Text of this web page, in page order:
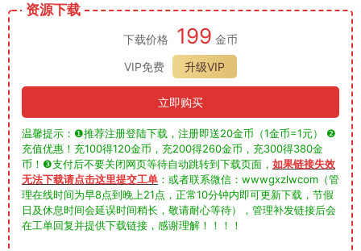
资源下载
下载价格 199 金币
VIP免费
升级VIP
立即购买
温馨提示：❶推荐注册登陆下载，注册即送20金币（1金币=1元） ❷
充值优惠！充100得120金币，充200得260金币，充300得380金
币！❸支付后不要关闭网页等待自动跳转到下载页面， 如果链接失效
无法下载请点击这里提交工单 ：或者联系微信：wwwgxzlwcom（管
理在线时间为早8点到晚上21点，正常10分钟内即可更新下载，节假
日及休息时间会延误时间稍长，敬请耐心等待），管理补发链接后会
在工单回复并提供下载链接，感谢理解！！！！